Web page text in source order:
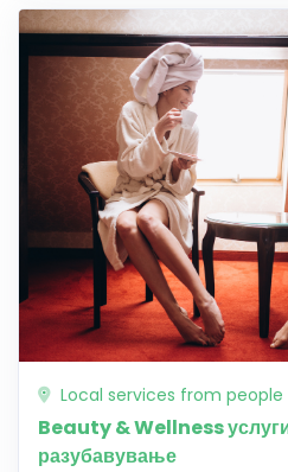
Local services from people
Beauty & Wellness
разубавување